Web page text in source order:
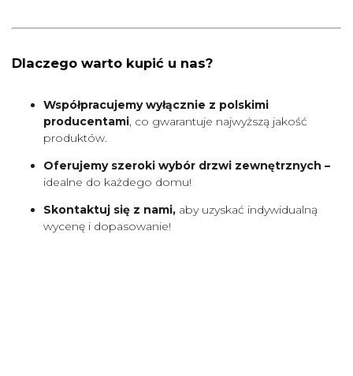
Dlaczego warto kupić u nas?
Współpracujemy wyłącznie z polskimi
producentami, co gwarantuje najwyższą jakość
produktów.
Oferujemy szeroki wybór drzwi zewnętrznych –
idealne do każdego domu!
Skontaktuj się z nami, aby uzyskać indywidualną
wycenę i dopasowanie!